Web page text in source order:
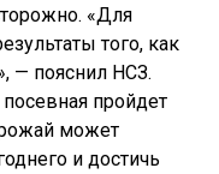
«Для
того, как
— пояснил НСЗ.
пройдет
может
и достичь